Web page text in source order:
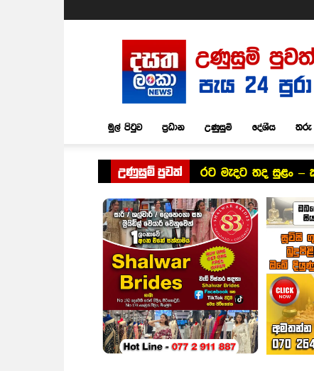
Dasatha
Lanka
News
මුල් පිටුව ප්‍රධාන උණුසුම් දේශීය තරු
උණුසුම් පුවත් රට මැදට තද සුළං –